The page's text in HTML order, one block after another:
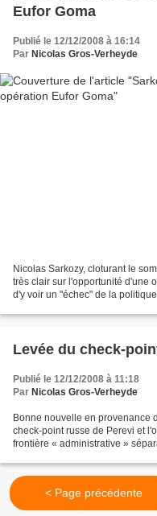
Eufor Goma
Publié le 12/12/2008 à 16:14
Par Nicolas Gros-Verheyde
Nicolas Sarkozy, cloturant le
très clair sur l'opportunité d'une
d'y voir un "échec" de la
Levée du check-
Publié le 12/12/2008 à 11:18
Par Nicolas Gros-Verheyde
Bonne nouvelle en provenance
check-point russe de Perevi et
frontière « administrative »
< Page précédente